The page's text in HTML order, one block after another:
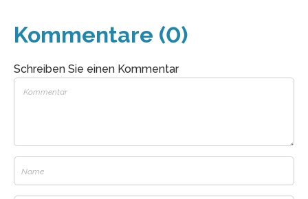
Kommentare (0)
Schreiben Sie einen Kommentar